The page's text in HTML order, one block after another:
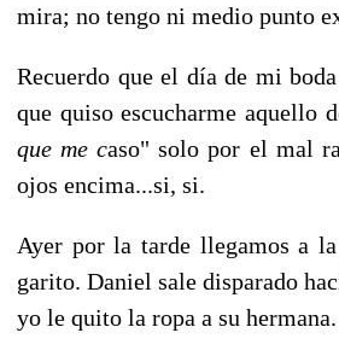
mira; no tengo ni medio punto
Recuerdo que el día de mi
que quiso escucharme aquello
que me caso" solo por el mal
ojos encima...si, si.
Ayer por la tarde llegamos a
garito. Daniel sale disparado
yo le quito la ropa a su hermana.